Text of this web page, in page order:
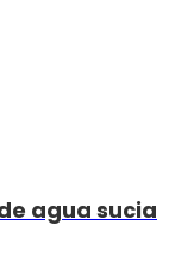
agua sucia